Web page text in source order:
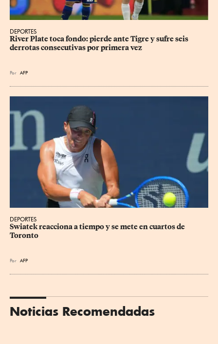
DEPORTES
River Plate toca fondo: pierde ante Tigre y sufre seis
derrotas consecutivas por primera vez
Por AFP
DEPORTES
Swiatek reacciona a tiempo y se mete en cuartos de
Toronto
Por AFP
Noticias Recomendadas